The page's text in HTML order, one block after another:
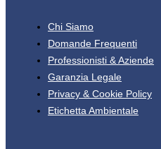
Chi Siamo
Domande Frequenti
Professionisti & Aziende
Garanzia Legale
Privacy & Cookie Policy
Etichetta Ambientale